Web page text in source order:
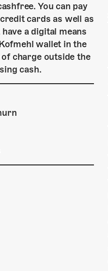
You can pay
cards as well as
a digital means
wallet in the
charge outside the
cash.